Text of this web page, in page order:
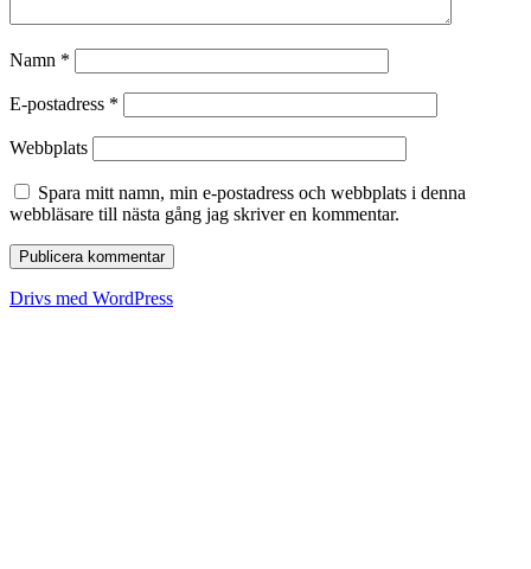
Namn *
E-postadress *
Webbplats
Spara mitt namn, min e-postadress och webbplats i denna
webbläsare till nästa gång jag skriver en kommentar.
Drivs med WordPress